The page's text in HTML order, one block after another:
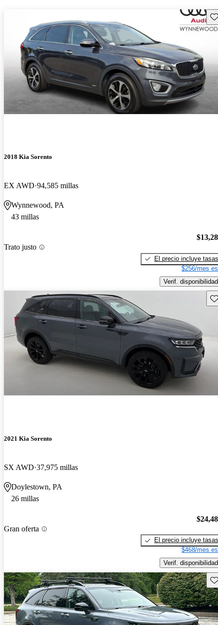
2018 Kia Sorento
EX AWD 94,585 millas
Wynnewood, PA
43 millas
Trato justo
El precio incluye tasas
$256/mes
Verif. disponibilidad
2021 Kia Sorento
SX AWD 37,975 millas
Doylestown, PA
26 millas
Gran oferta
El precio incluye tasas
$468/mes
Verif. disponibilidad